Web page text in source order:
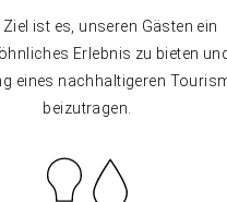
Ziel ist es, unseren Gästen ein
Erlebnis zu bieten
eines nachhaltigeren
beizutragen.